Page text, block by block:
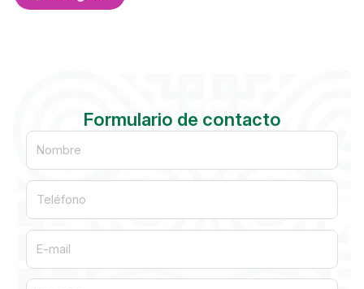
Formulario de contacto
Nombre
Teléfono
E-mail